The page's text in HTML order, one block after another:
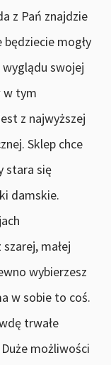
z Pań znajdzie
mogły
swojej
w tym
z najwyższej
Sklep chce
stara się
damskie.
małej
wybierzesz
w sobie to coś.
trwałe
możliwości